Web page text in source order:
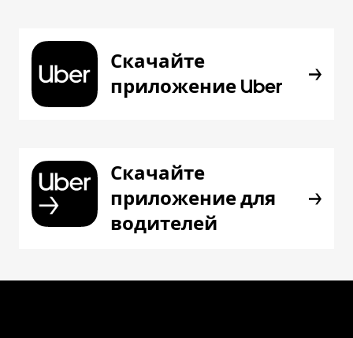
Скачайте
приложение Uber
Скачайте
приложение для
водителей